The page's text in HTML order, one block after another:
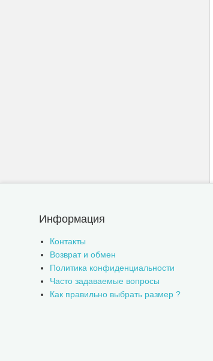
Информация
Контакты
Возврат и обмен
Политика конфиденциальности
Часто задаваемые вопросы
Как правильно выбрать размер ?